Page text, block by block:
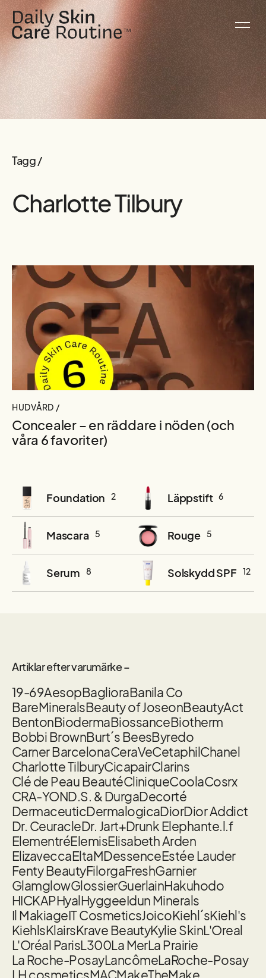
Tagg /
Charlotte Tilbury
HUDVÅRD /
Concealer – en räddare i nöden (och
våra 6 favoriter)
Foundation 2 Läppstift 6
Mascara 5 Rouge 5
Serum 8 Solskydd SPF 12
Artiklar efter varumärke –
19-69AesopBaglioraBanila Co
BareMineralsBeauty of JoseonBeautyAct
BentonBiodermaBiossanceBiotherm
Bobbi BrownBurt´s BeesByredo
Carner BarcelonaCeraVeCetaphilChanel
Charlotte TilburyCicapairClarins
Clé de Peau BeautéCliniqueCoolaCosrx
CRA-YOND.S. & DurgaDecorté
DermaceuticDermalogicaDiorDior Addict
Dr. CeuracleDr. Jart+Drunk Elephante.l.f
ElementréElemisElisabeth Arden
ElizaveccaEltaMDessenceEstée Lauder
Fenty BeautyFilorgaFreshGarnier
GlamglowGlossierGuerlainHakuhodo
HICKAPHyalHyggeeIdun Minerals
Il MakiageIT CosmeticsJoicoKiehl´sKiehl's
KiehlsKlairsKrave BeautyKylie SkinL'Oreal
L'Oréal ParisL300La MerLa Prairie
La Roche-PosayLancômeLaRoche-Posay
LH cosmeticsMACMakeTheMake